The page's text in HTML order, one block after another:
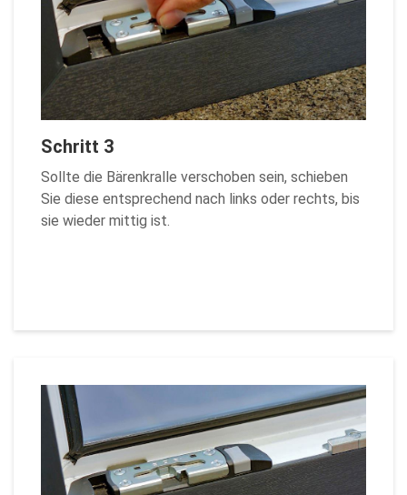
Schritt 3
Sollte die Bärenkralle verschoben sein, schieben
Sie diese entsprechend nach links oder rechts, bis
sie wieder mittig ist.